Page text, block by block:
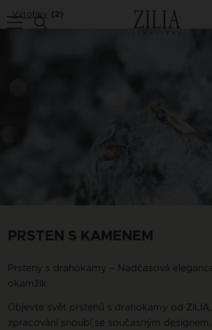
Výrobky (2)
PRSTEN S KAMENEM
Prsteny s drahokamy – Nadčasová
okamžik
Objevte svět prstenů s drahokamy od
zpracování snoubí se současným